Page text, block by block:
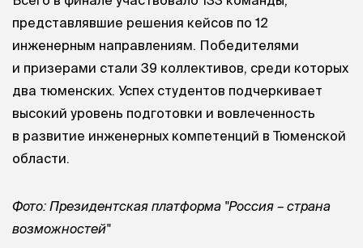
представлявшие решения кейсов по 12
инженерным направлениям. Победителями
и призерами стали 39 коллективов, среди которых
два тюменских. Успех студентов подчеркивает
высокий уровень подготовки и вовлеченность
в развитие инженерных компетенций в Тюменской
области.
Фото: Президентская платформа "Россия – страна
возможностей"